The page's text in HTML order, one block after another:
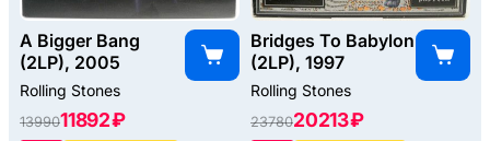
A Bigger Bang
(2LP), 2005
Rolling Stones
1399011892 ₽
Bridges To Babylon
(2LP), 1997
Rolling Stones
2378020213 ₽